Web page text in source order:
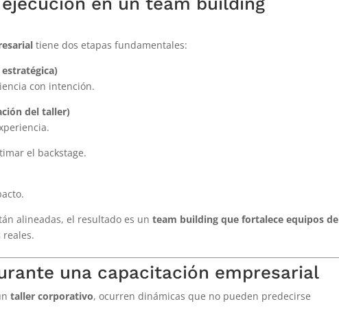
tiene dos etapas fundamentales:
con intención.
del taller)
el backstage.
alineadas, el resultado es unteam building que fortalece equipos de
reales.
una capacitación empresarial
taller corporativo, ocurren dinámicas que no pueden predecirse